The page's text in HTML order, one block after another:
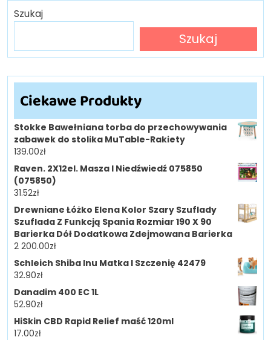
Szukaj
Szukaj
Ciekawe Produkty
Stokke Bawełniana torba do przechowywania
zabawek do stolika MuTable-Rakiety
139.00zł
Raven. 2X12el. Masza I Niedźwiedź 075850
(075850)
31.52zł
Drewniane Łóżko Elena Kolor Szary Szuflady
Szuflada Z Funkcją Spania Rozmiar 190 X 90
Barierka Dół Dodatkowa Zdejmowana Barierka
2 200.00zł
Schleich Shiba Inu Matka I Szczenię 42479
32.90zł
Danadim 400 EC 1L
52.90zł
HiSkin CBD Rapid Relief maść 120ml
17.00zł